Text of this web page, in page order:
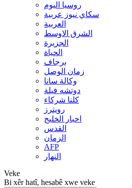
روسیا الیوم
سكاي نيوز عربية
العربية
الشرق الاوسط
الجزيرة
الحیاة
برجاف
زمان الوصل
وکالة سانا
دوتشه فیلة
کلنا شرکاء
رويترز
اخبار الخلیج
القدس
الزمان
AFP
النهار
Veke
Bi xêr hatî, hesabê xwe veke